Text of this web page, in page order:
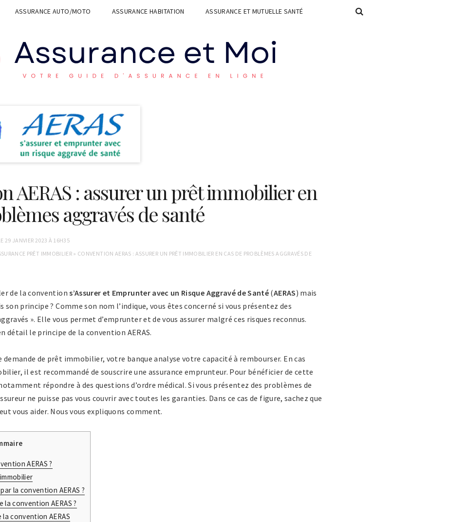
ASSURANCE AUTO/MOTO ASSURANCE HABITATION ASSURANCE ET MUTUELLE SANTÉ
AERAS : assurer un prêt immobilier en
aggravés de santé
29 JANVIER 2023 À 16H35
PRÊT IMMOBILIER» CONVENTION AERAS : ASSURER UN PRÊT IMMOBILIER EN CAS DE PROBLÈMES AGGRAVÉS DE
de la conventions’Assurer et Emprunter avec un Risque Aggravé de Santé (AERAS) mais
son principe ? Comme son nom l’indique, vous êtes concerné si vous présentez des
». Elle vous permet d’emprunter et de vous assurer malgré ces risques reconnus.
détail le principe de la convention AERAS.
demande de prêt immobilier, votre banque analyse votre capacité à rembourser. En cas
il est recommandé de souscrire une assurance emprunteur. Pour bénéficier de cette
répondre à des questions d’ordre médical. Si vous présentez des problèmes de
ne puisse pas vous couvrir avec toutes les garanties. Dans ce cas de figure, sachez que
vous aider. Nous vous expliquons comment.
AERAS ?
la convention AERAS ?
convention AERAS ?
convention AERAS